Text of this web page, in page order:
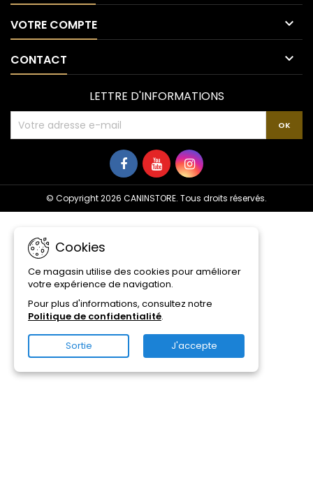
VOTRE COMPTE 
CONTACT 
Cookies
Ce magasin utilise des cookies pour améliorer
votre expérience de navigation.
Pour plus d'informations, consultez notre
Politique de confidentialité.
Sortie J'accepte
LETTRE D'INFORMATIONS
© Copyright 2026 CANINSTORE. Tous droits réservés.